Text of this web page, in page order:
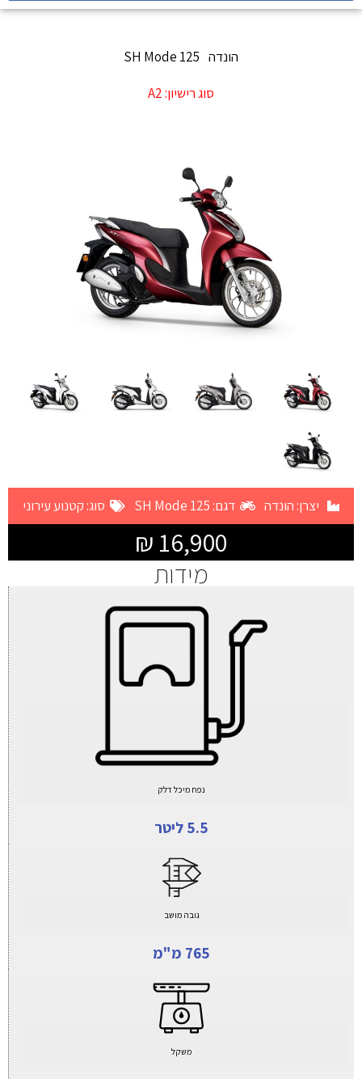
הונדה SH Mode 125
סוג רישיון:A2
יצרן: הונדה דגם: SH Mode 125 סוג:קטנוע עירוני
16,900 ₪
מידות
נפח מיכל דלק
5.5 ליטר
גובה מושב
765 מ"מ
משקל